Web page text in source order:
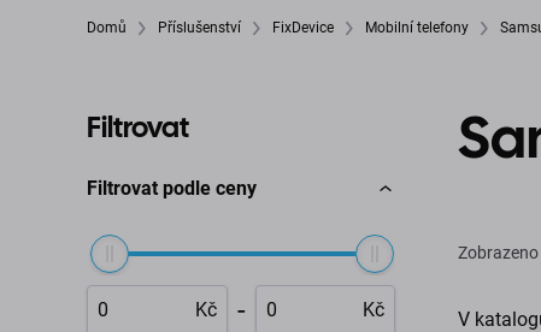
Domů Příslušenství FixDevice Mobilní telefony
Filtrovat
Filtrovat podle ceny
Kč - Kč
Zobrazeno
V